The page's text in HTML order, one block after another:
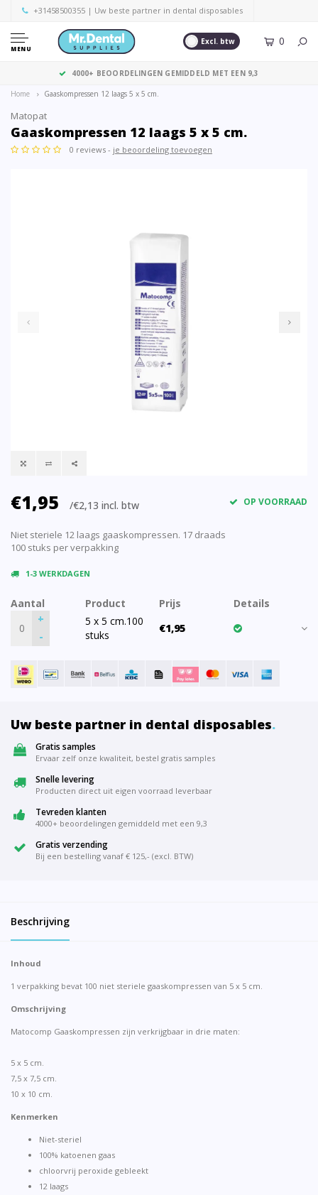
+31458500355 | Uw beste partner in dental disposables
MENU
Excl. btw 0
4000+ BEOORDELINGEN GEMIDDELD MET EEN 9,3
Home Gaaskompressen 12 laags 5 x 5 cm.
Matopat
Gaaskompressen 12 laags 5 x 5 cm.
0 reviews - je beoordeling toevoegen
€1,95 /€2,13 incl. btw OP VOORRAAD
Niet steriele 12 laags gaaskompressen. 17 draads
100 stuks per verpakking
1-3 WERKDAGEN
Aantal Product Prijs
Details
+
-
5 x 5 cm.100
stuks
€1,95
Uw beste partner in dental disposables.
Gratis samples
Ervaar zelf onze kwaliteit, bestel gratis samples
Snelle levering
Producten direct uit eigen voorraad leverbaar
Tevreden klanten
4000+ beoordelingen gemiddeld met een 9,3
Gratis verzending
Bij een bestelling vanaf € 125,- (excl. BTW)
Beschrijving
Inhoud
1 verpakking bevat 100 niet steriele gaaskompressen van 5 x 5 cm.
Omschrijving
Matocomp Gaaskompressen zijn verkrijgbaar in drie maten:
5 x 5 cm.
7,5 x 7,5 cm.
10 x 10 cm.
Kenmerken
Niet-steriel
100% katoenen gaas
chloorvrij peroxide gebleekt
12 laags